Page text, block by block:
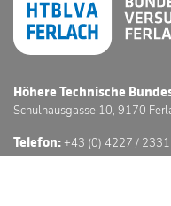
Höhere Technische
Schulhausgasse 10, 9170
Telefon:+43 (0) 4227 /
E-Mail: